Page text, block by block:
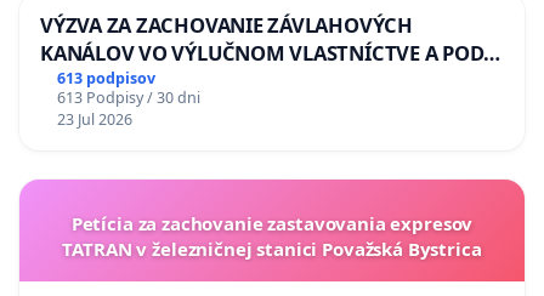
VÝZVA ZA ZACHOVANIE ZÁVLAHOVÝCH
KANÁLOV VO VÝLUČNOM VLASTNÍCTVE A POD
KONTROLOU SLOVENSKEJ REPUBLIKY & žiadosť
na riešenie zanedbaného stavu závlahových a
odvodňovacích kanálov na Slovensku
613 podpisov
613 Podpisy / 30 dni
23 Jul 2026
Petícia za zachovanie zastavovania expresov
TATRAN v železničnej stanici Považská Bystrica